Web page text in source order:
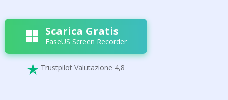
Scarica Gratis
EaseUS Screen Recorder
 Trustpilot Valutazione 4,8